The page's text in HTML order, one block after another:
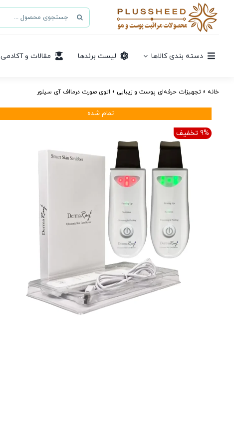
جستجو
برای:
دسته بندی کالاها لیست برندها مقالات و آکادمی
خانه » تجهیزات حرفه‌ای پوست و زیبایی » اتوی صورت درمااف آی سیلور
تمام شده
9% تخفیف